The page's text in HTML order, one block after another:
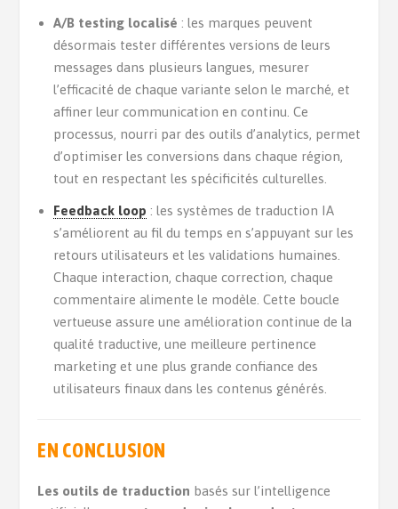
A/B testing localisé : les marques peuvent
désormais tester différentes versions de leurs
messages dans plusieurs langues, mesurer
l’efficacité de chaque variante selon le marché, et
affiner leur communication en continu. Ce
processus, nourri par des outils d’analytics, permet
d’optimiser les conversions dans chaque région,
tout en respectant les spécificités culturelles.
Feedback loop : les systèmes de traduction IA
s’améliorent au fil du temps en s’appuyant sur les
retours utilisateurs et les validations humaines.
Chaque interaction, chaque correction, chaque
commentaire alimente le modèle. Cette boucle
vertueuse assure une amélioration continue de la
qualité traductive, une meilleure pertinence
marketing et une plus grande confiance des
utilisateurs finaux dans les contenus générés.
EN CONCLUSION
Les outils de traduction basés sur l’intelligence